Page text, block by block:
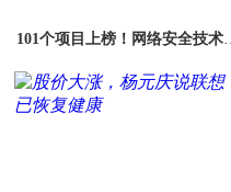
101个项目上榜！网络安全技术